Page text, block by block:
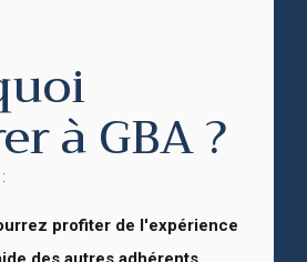
à GBA ?
profiter de l'expérience